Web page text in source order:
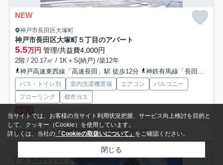
NEW
神戸市長田区大塚町
神戸市長田区大塚町５丁目のアパート
5.5万円 管理/共益費4,000円
2階 / 20.17㎡ / 1K＋S(納戸) /築12年
神戸高速東西線「高速長田」駅 徒歩12分
神鉄有馬線「長田」駅 徒歩14分
バス・トイレ別 室内洗濯機置場 エアコン
バルコニー
フローリング
都市ガス
インターネット無料の駅近物件 人気のロフト付
賃貸マンション
当サイトでは、お客様の当サイト利用状況把握、サービス向上検討を目的と
して、クッキー（Cookie）を使用しています。
詳しくは、当社の 「Cookieの取扱いについて」 をご確認ください。
閉じる